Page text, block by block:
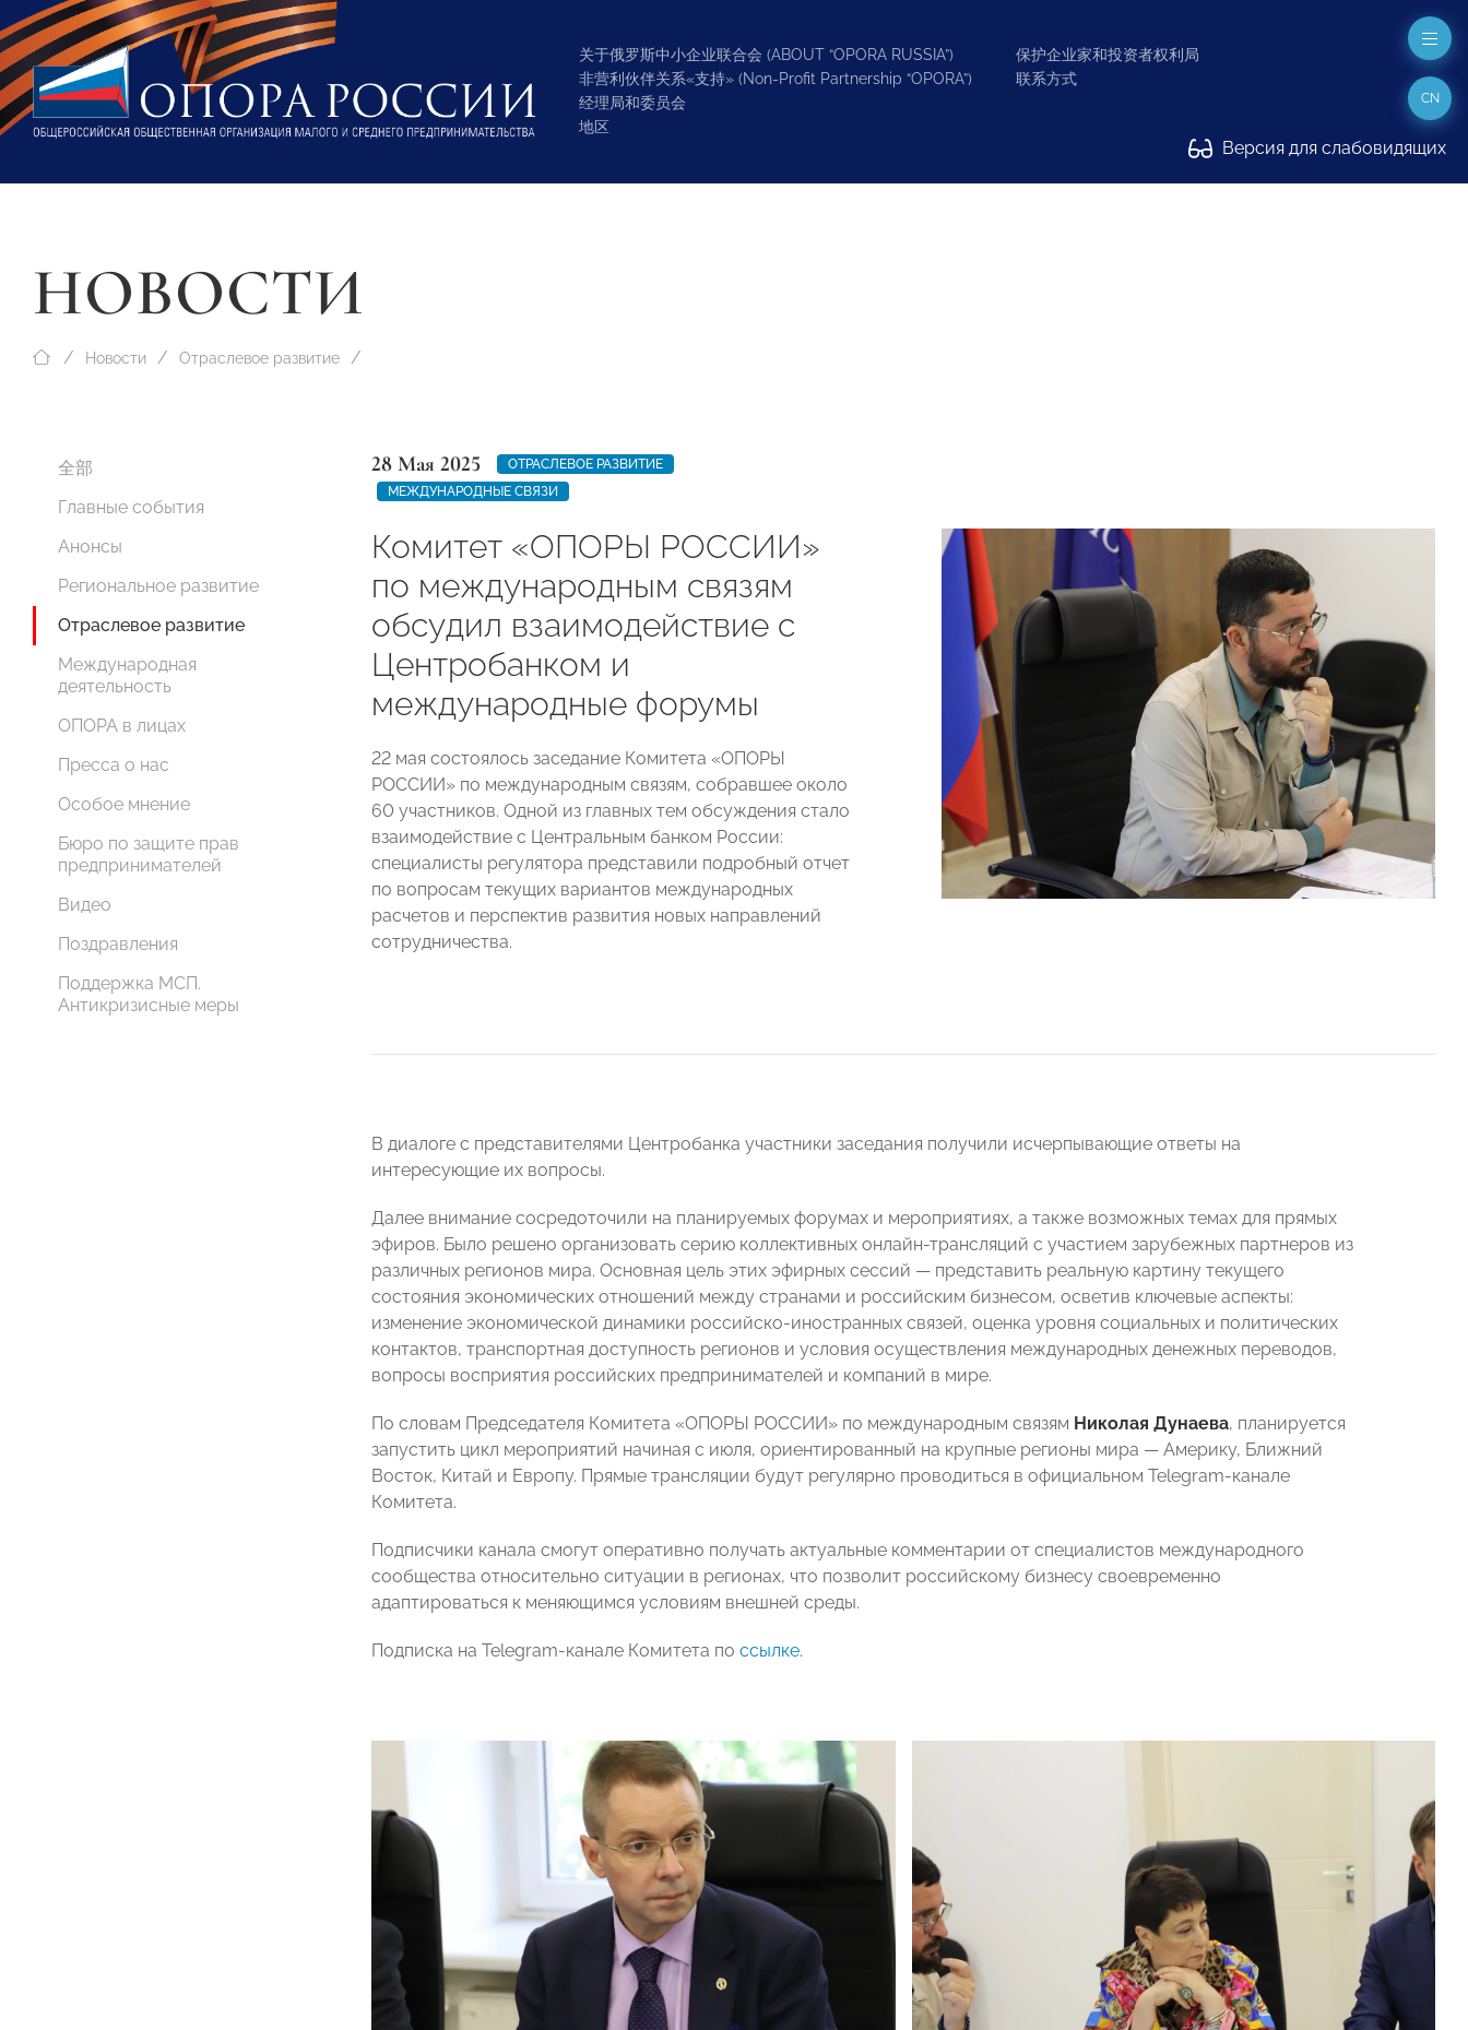
关于俄罗斯中小企业联合会 (ABOUT “OPORA RUSSIA”)
非营利伙伴关系«支持» (Non-Profit Partnership “OPORA”)
经理局和委员会
地区
保护企业家和投资者权利局
联系方式
Версия для слабовидящих
CN
НОВОСТИ
Новости Отраслевое развитие
全部
Главные события
Анонсы
Региональное развитие
Отраслевое развитие
Международная
деятельность
ОПОРА в лицах
Пресса о нас
Особое мнение
Бюро по защите прав
предпринимателей
Видео
Поздравления
Поддержка МСП.
Антикризисные меры
28 Мая 2025
ОТРАСЛЕВОЕ РАЗВИТИЕ
МЕЖДУНАРОДНЫЕ СВЯЗИ
Комитет «ОПОРЫ РОССИИ»
по международным связям
обсудил взаимодействие с
Центробанком и
международные форумы
22 мая состоялось заседание Комитета «ОПОРЫ
РОССИИ» по международным связям, собравшее около
60 участников. Одной из главных тем обсуждения стало
взаимодействие с Центральным банком России:
специалисты регулятора представили подробный отчет
по вопросам текущих вариантов международных
расчетов и перспектив развития новых направлений
сотрудничества.
В диалоге с представителями Центробанка участники заседания получили исчерпывающие ответы на
интересующие их вопросы.
Далее внимание сосредоточили на планируемых форумах и мероприятиях, а также возможных темах для прямых
эфиров. Было решено организовать серию коллективных онлайн-трансляций с участием зарубежных партнеров из
различных регионов мира. Основная цель этих эфирных сессий — представить реальную картину текущего
состояния экономических отношений между странами и российским бизнесом, осветив ключевые аспекты:
изменение экономической динамики российско-иностранных связей, оценка уровня социальных и политических
контактов, транспортная доступность регионов и условия осуществления международных денежных переводов,
вопросы восприятия российских предпринимателей и компаний в мире.
По словам Председателя Комитета «ОПОРЫ РОССИИ» по международным связям Николая Дунаева, планируется
запустить цикл мероприятий начиная с июля, ориентированный на крупные регионы мира — Америку, Ближний
Восток, Китай и Европу. Прямые трансляции будут регулярно проводиться в официальном Telegram-канале
Комитета.
Подписчики канала смогут оперативно получать актуальные комментарии от специалистов международного
сообщества относительно ситуации в регионах, что позволит российскому бизнесу своевременно
адаптироваться к меняющимся условиям внешней среды.
Подписка на Telegram-канале Комитета по ссылке.